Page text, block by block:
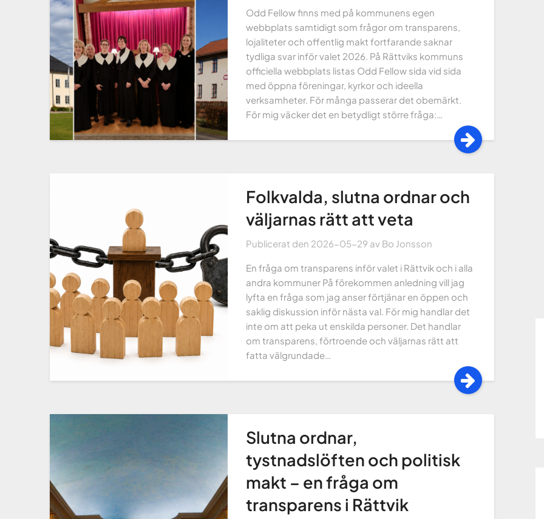
Odd Fellow finns med på kommunens egen
webbplats samtidigt som frågor om transparens,
lojaliteter och offentlig makt fortfarande saknar
tydliga svar inför valet 2026. På Rättviks kommuns
officiella webbplats listas Odd Fellow sida vid sida
med öppna föreningar, kyrkor och ideella
verksamheter. För många passerar det obemärkt.
För mig väcker det en betydligt större fråga:…
Folkvalda, slutna ordnar och
väljarnas rätt att veta
Publicerat den 2026-05-29 av Bo Jonsson
En fråga om transparens inför valet i Rättvik och i alla
andra kommuner På förekommen anledning vill jag
lyfta en fråga som jag anser förtjänar en öppen och
saklig diskussion inför nästa val. För mig handlar det
inte om att peka ut enskilda personer. Det handlar
om transparens, förtroende och väljarnas rätt att
fatta välgrundade…
Slutna ordnar,
tystnadslöften och politisk
makt – en fråga om
transparens i Rättvik